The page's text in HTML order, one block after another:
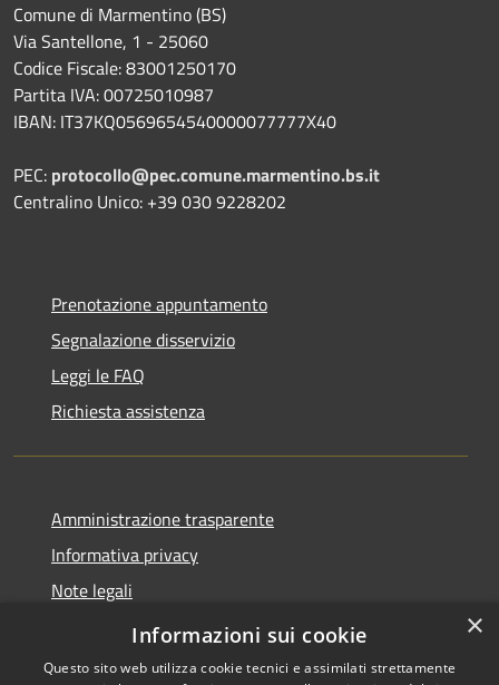
Comune di Marmentino (BS)
Via Santellone, 1 - 25060
Codice Fiscale: 83001250170
Partita IVA: 00725010987
IBAN: IT37KQ0569654540000077777X40
PEC: protocollo@pec.comune.marmentino.bs.it
Centralino Unico: +39 030 9228202
Prenotazione appuntamento
Segnalazione disservizio
Leggi le FAQ
Richiesta assistenza
Amministrazione trasparente
Informativa privacy
Note legali
Dichiarazione di accessibilità
×
Informazioni sui cookie
Questo sito web utilizza cookie tecnici e assimilati strettamente